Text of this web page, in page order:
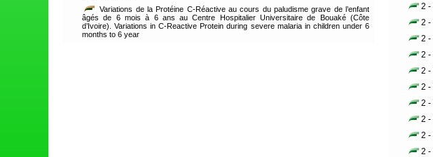
Variations de la Protéine C-Réactive au cours du paludisme grave de l’enfant
âgés de 6 mois à 6 ans au Centre Hospitalier Universitaire de Bouaké (Côte
d’Ivoire). Variations in C-Reactive Protein during severe malaria in children under 6
months to 6 year
2 -
2 -
2 -
2 -
2 -
2 -
2 -
2 -
2 -
2 -